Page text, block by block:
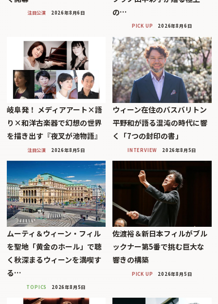
注目公演 2026年8月6日
の…
PICK UP 2026年8月6日
岐阜発！ メディアアート×語
り×和洋古楽器で幻想の世界
を描き出す『夜叉が池物語』
注目公演 2026年8月5日
ウィーン在住のバスバリトン
平野和が語る混沌の時代に響
く「7つの封印の書」
INTERVIEW 2026年8月5日
ムーティ＆ウィーン・フィル
を聖地「黄金のホール」で聴
く秋深まるウィーンを満喫す
る…
TOPICS 2026年8月5日
佐渡裕＆新日本フィルがブル
ックナー第5番で挑む巨大な
響きの構築
PICK UP 2026年8月5日